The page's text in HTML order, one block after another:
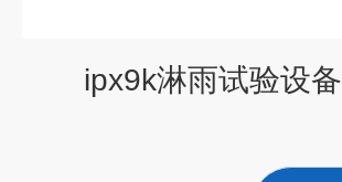
ipx9k淋雨试验设备